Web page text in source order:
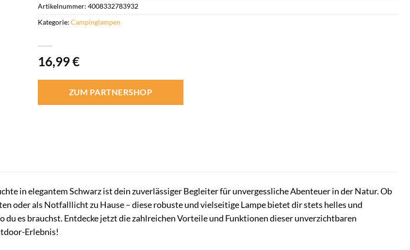
16,99€
ZUM PARTNERSHOP
Artikelnummer: 4008332783932
Kategorie: Campinglampen
in elegantem Schwarz ist dein zuverlässiger Begleiter für unvergessliche Abenteuer in der Natur. Ob
oder als Notfalllicht zu Hause – diese robuste und vielseitige Lampe bietet dir stets helles und
du es brauchst. Entdecke jetzt die zahlreichen Vorteile und Funktionen dieser unverzichtbaren
Erlebnis!